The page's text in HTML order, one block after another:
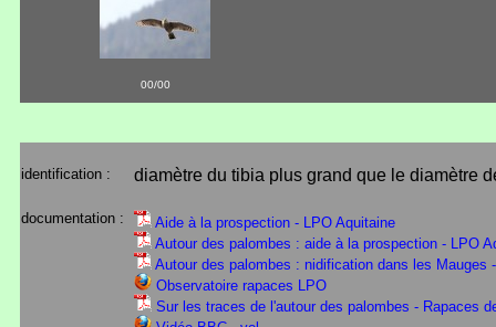
00/00
identification : diamètre du tibia plus grand que le diamètre
documentation :
Aide à la prospection - LPO Aquitaine
Autour des palombes : aide à la prospection - LPO
Autour des palombes : nidification dans les Mauges
Observatoire rapaces LPO
Sur les traces de l'autour des palombes - Rapaces